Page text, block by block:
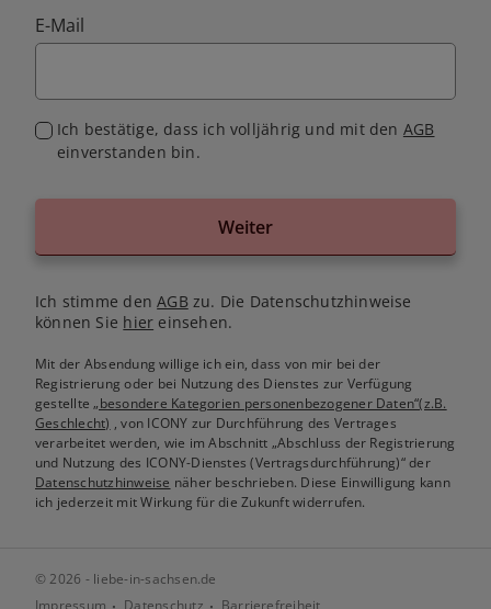
E-Mail
Ich bestätige, dass ich volljährig und mit den AGB
einverstanden bin.
Weiter
Ich stimme denAGB zu. Die Datenschutzhinweise
können Sie hier einsehen.
Mit der Absendung willige ich ein, dass von mir bei der
Registrierung oder bei Nutzung des Dienstes zur Verfügung
gestellte„besondere Kategorien personenbezogener Daten“(z.B.
Geschlecht) , von ICONY zur Durchführung des Vertrages
verarbeitet werden, wie im Abschnitt „Abschluss der Registrierung
und Nutzung des ICONY-Dienstes (Vertragsdurchführung)“ der
Datenschutzhinweise näher beschrieben. Diese Einwilligung kann
ich jederzeit mit Wirkung für die Zukunft widerrufen.
© 2026 - liebe-in-sachsen.de
Impressum
Datenschutz Barrierefreiheit